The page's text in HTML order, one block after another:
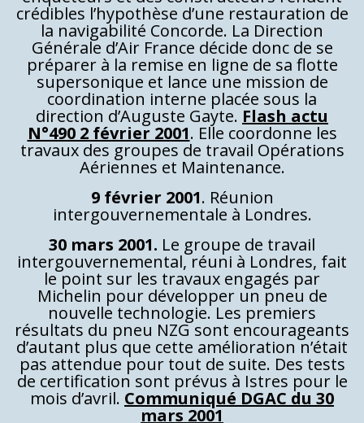
crédibles l’hypothèse d’une restauration de
la navigabilité Concorde. La Direction
Générale d’Air France décide donc de se
préparer à la remise en ligne de sa flotte
supersonique et lance une mission de
coordination interne placée sous la
direction d’Auguste Gayte. Flash actu
N°490 2 février 2001. Elle coordonne les
travaux des groupes de travail Opérations
Aériennes et Maintenance.
9 février 2001. Réunion
intergouvernementale à Londres.
30 mars 2001. Le groupe de travail
intergouvernemental, réuni à Londres, fait
le point sur les travaux engagés par
Michelin pour développer un pneu de
nouvelle technologie. Les premiers
résultats du pneu NZG sont encourageants
d’autant plus que cette amélioration n’était
pas attendue pour tout de suite. Des tests
de certification sont prévus à Istres pour le
mois d’avril. Communiqué DGAC du 30
mars 2001